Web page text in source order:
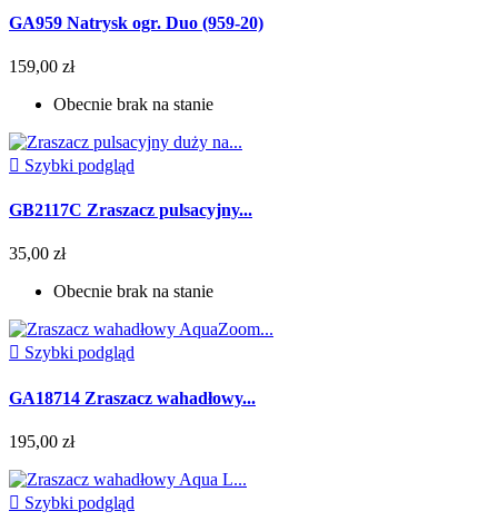
GA959 Natrysk ogr. Duo (959-20)
159,00 zł
Obecnie brak na stanie
 Szybki podgląd
GB2117C Zraszacz pulsacyjny...
35,00 zł
Obecnie brak na stanie
 Szybki podgląd
GA18714 Zraszacz wahadłowy...
195,00 zł
 Szybki podgląd